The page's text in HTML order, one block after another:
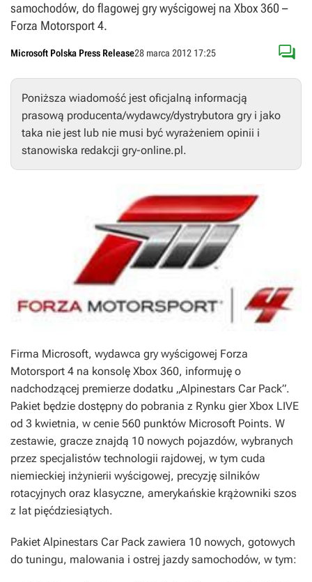
samochodów, do flagowej gry wyścigowej na Xbox 360 –
Forza Motorsport 4.
Microsoft Polska Press Release28 marca 2012 17:25 
Poniższa wiadomość jest oficjalną informacją
prasową producenta/wydawcy/dystrybutora gry i jako
taka nie jest lub nie musi być wyrażeniem opinii i
stanowiska redakcji gry-online.pl.
Firma Microsoft, wydawca gry wyścigowej Forza
Motorsport 4 na konsolę Xbox 360, informuję o
nadchodzącej premierze dodatku „Alpinestars Car Pack”.
Pakiet będzie dostępny do pobrania z Rynku gier Xbox LIVE
od 3 kwietnia, w cenie 560 punktów Microsoft Points. W
zestawie, gracze znajdą 10 nowych pojazdów, wybranych
przez specjalistów technologii rajdowej, w tym cuda
niemieckiej inżynierii wyścigowej, precyzję silników
rotacyjnych oraz klasyczne, amerykańskie krążowniki szos
z lat pięćdziesiątych.
Pakiet Alpinestars Car Pack zawiera 10 nowych, gotowych
do tuningu, malowania i ostrej jazdy samochodów, w tym: